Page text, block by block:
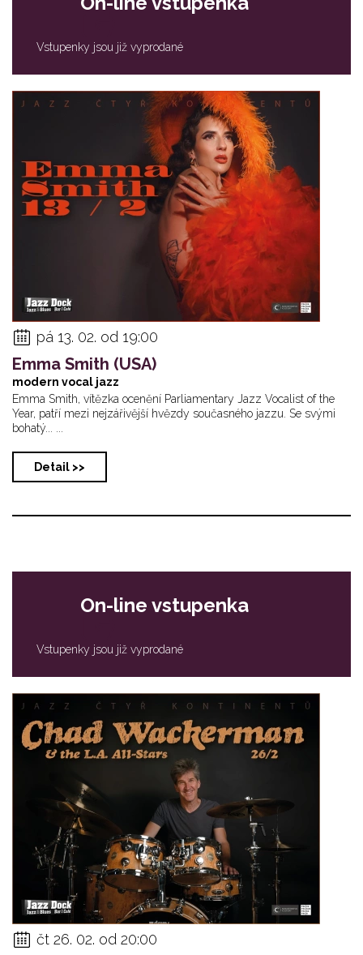
Vstupenky jsou již vyprodané
pá 13. 02. od 19:00
Emma Smith (USA)
modern vocal jazz
Emma Smith, vítězka ocenění Parliamentary Jazz Vocalist of the
Year, patří mezi nejzářivější hvězdy současného jazzu. Se svými
bohatý... ...
Detail >>
On-line vstupenka
Vstupenky jsou již vyprodané
čt 26. 02. od 20:00